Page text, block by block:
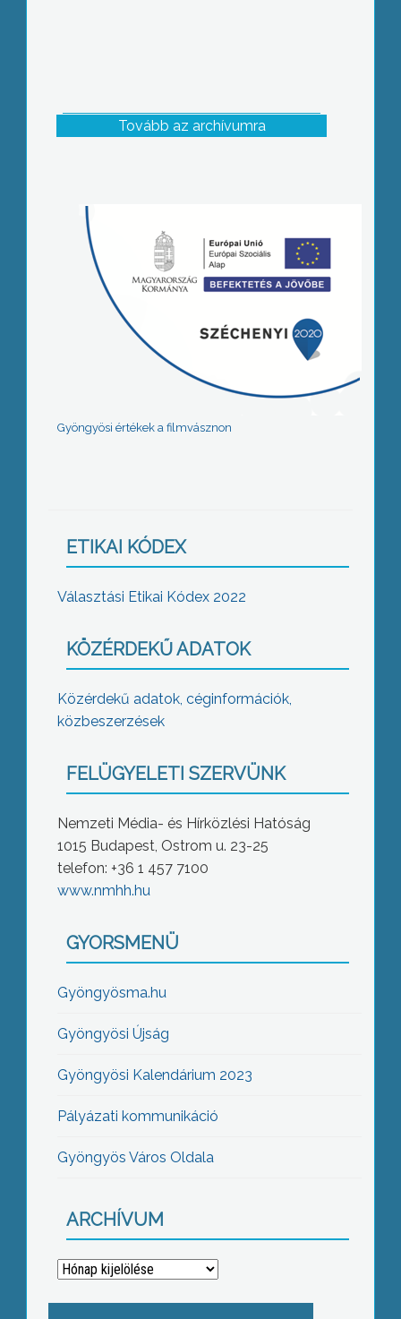
Tovább az archívumra
Gyöngyösi értékek a filmvásznon
ETIKAI KÓDEX
Választási Etikai Kódex 2022
KÖZÉRDEKŰ ADATOK
Közérdekű adatok, céginformációk,
közbeszerzések
FELÜGYELETI SZERVÜNK
Nemzeti Média- és Hírközlési Hatóság
1015 Budapest, Ostrom u. 23-25
telefon: +36 1 457 7100
www.nmhh.hu
GYORSMENÜ
Gyöngyösma.hu
Gyöngyösi Újság
Gyöngyösi Kalendárium 2023
Pályázati kommunikáció
Gyöngyös Város Oldala
ARCHÍVUM
Archívum